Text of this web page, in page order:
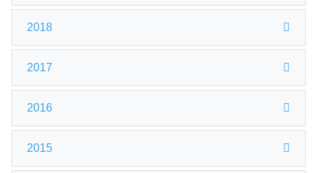
2018
2017
2016
2015